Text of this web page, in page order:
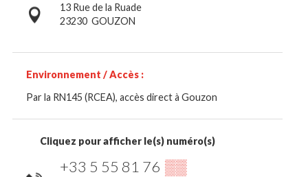
13 Rue de la Ruade
23230 GOUZON
Environnement / Accès :
Par la RN145 (RCEA), accès direct à Gouzon
Cliquez pour afficher le(s) numéro(s)
+33 5 55 81 76 ▒▒